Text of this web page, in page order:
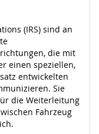
(IRS) sind an
die mit
einen speziellen,
entwickelten
Sie
die Weiterleitung
Fahrzeug